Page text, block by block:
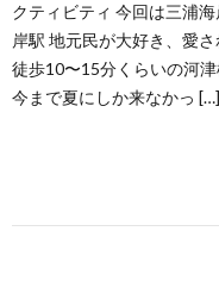
クティビティ 今回は三浦
岸駅 地元民が大好き、愛
徒歩10〜15分くらいの河
今まで夏にしか来なかっ […]